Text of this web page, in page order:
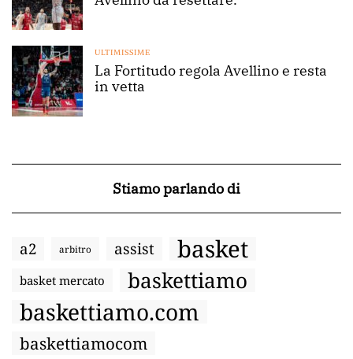
ULTIMISSIME
La Fortitudo regola Avellino e resta
in vetta
Stiamo parlando di
a2 arbitro assist basket
basket mercato baskettiamo
baskettiamo.com
baskettiamocom